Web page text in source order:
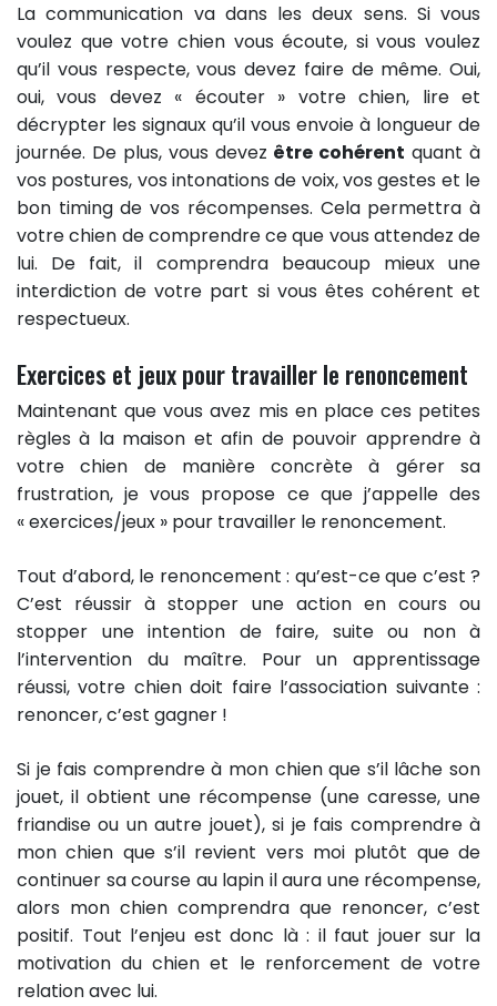
La communication va dans les deux sens. Si vous
voulez que votre chien vous écoute, si vous voulez
qu’il vous respecte, vous devez faire de même. Oui,
oui, vous devez « écouter » votre chien, lire et
décrypter les signaux qu’il vous envoie à longueur de
journée. De plus, vous devez être cohérent quant à
vos postures, vos intonations de voix, vos gestes et le
bon timing de vos récompenses. Cela permettra à
votre chien de comprendre ce que vous attendez de
lui. De fait, il comprendra beaucoup mieux une
interdiction de votre part si vous êtes cohérent et
respectueux.
Exercices et jeux pour travailler le renoncement
Maintenant que vous avez mis en place ces petites
règles à la maison et afin de pouvoir apprendre à
votre chien de manière concrète à gérer sa
frustration, je vous propose ce que j’appelle des
« exercices/jeux » pour travailler le renoncement.
Tout d’abord, le renoncement : qu’est-ce que c’est ?
C’est réussir à stopper une action en cours ou
stopper une intention de faire, suite ou non à
l’intervention du maître. Pour un apprentissage
réussi, votre chien doit faire l’association suivante :
renoncer, c’est gagner !
Si je fais comprendre à mon chien que s’il lâche son
jouet, il obtient une récompense (une caresse, une
friandise ou un autre jouet), si je fais comprendre à
mon chien que s’il revient vers moi plutôt que de
continuer sa course au lapin il aura une récompense,
alors mon chien comprendra que renoncer, c’est
positif. Tout l’enjeu est donc là : il faut jouer sur la
motivation du chien et le renforcement de votre
relation avec lui.